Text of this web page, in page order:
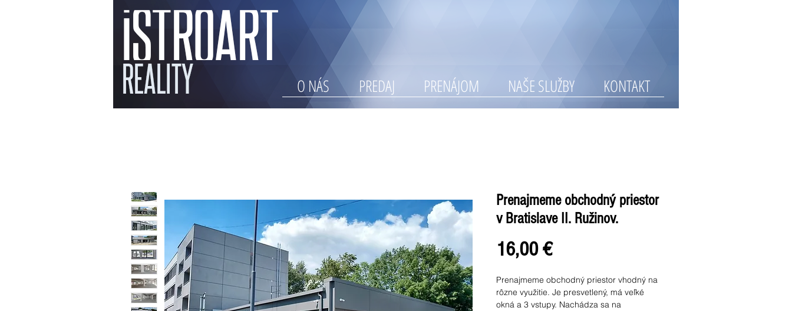
O NÁS PREDAJ PRENÁJOM NAŠE SLUŽBY KONTAKT
Prenajmeme obchodný priestor
v Bratislave II. Ružinov.
16,00 €Cena
Prenajmeme obchodný priestor vhodný na
rôzne využitie. Je presvetlený, má veľké
okná a 3 vstupy. Nachádza sa na